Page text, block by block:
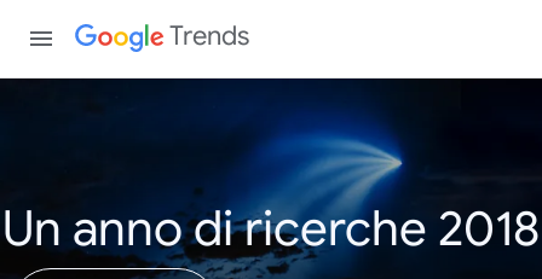
Trends
Un anno di ricerche 2018